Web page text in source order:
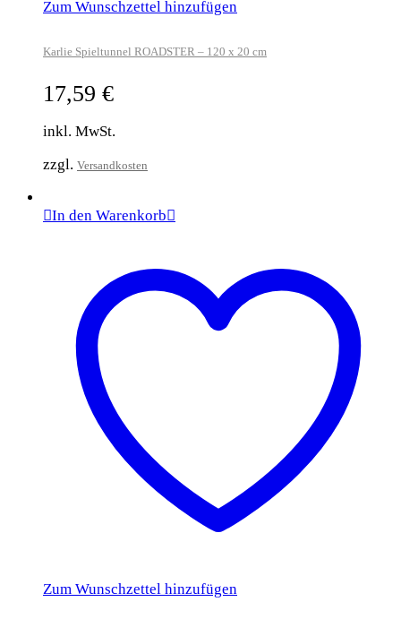
Zum Wunschzettel hinzufügen
Karlie Spieltunnel ROADSTER – 120 x 20 cm
17,59 €
inkl. MwSt.
zzgl. Versandkosten
In den Warenkorb
Zum Wunschzettel hinzufügen